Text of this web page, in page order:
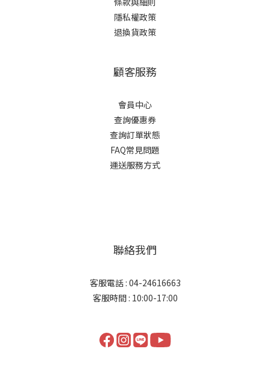
隱私權政策
退換貨政策
顧客服務
會員中心
查詢優惠券
查詢訂單狀態
FAQ常見問題
運送服務方式
聯絡我們
客服電話 : 04-24616663
客服時間 : 10:00-17:00